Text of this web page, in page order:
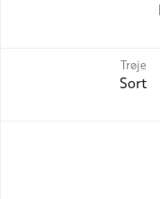
Trøje
Sort